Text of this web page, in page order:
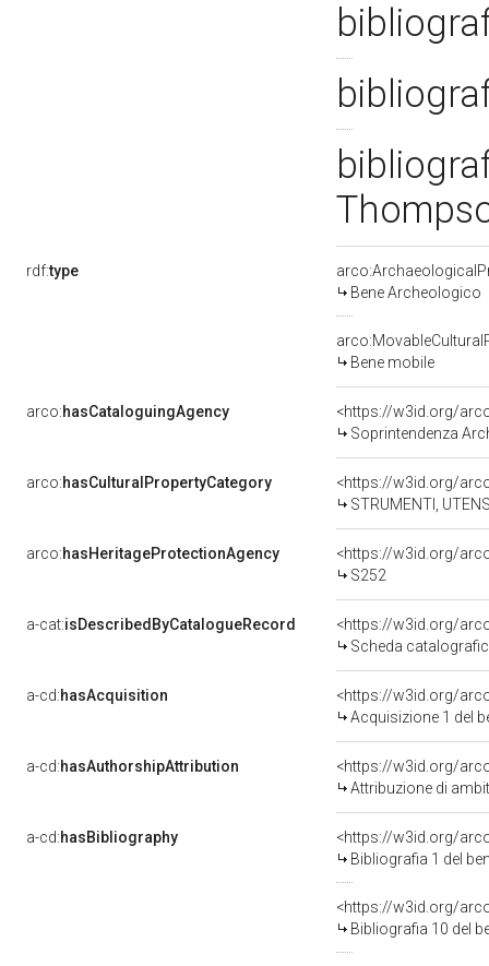
rdf:type
Bene Archeologico
Bene mobile
arco:hasCataloguingAgency
<https://w3id.org/
Soprintendenza
arco:hasCulturalPropertyCategory
STRUMENTI,
arco:hasHeritageProtectionAgency
<https://w3id.org/
S252
a-cat:isDescribedByCatalogueRecord
<https://w3id.org/
Scheda
a-cd:hasAcquisition
<https://w3id.org/
Acquisizione 1 del
a-cd:hasAuthorshipAttribution
<https://w3id.org/
Attribuzione di
a-cd:hasBibliography
<https://w3id.org/
Bibliografia 1 del
<https://w3id.org/
Bibliografia 10 del